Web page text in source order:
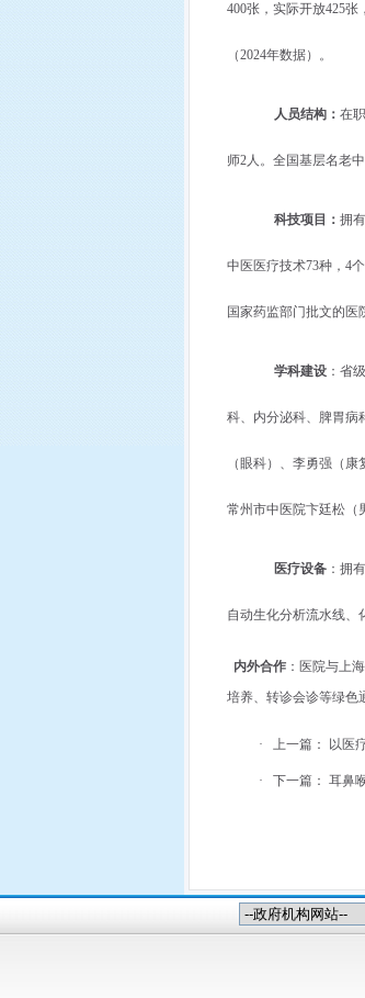
400张，实际开放425张
（2024年数据）。
人员结构： 在职
师2人。全国基层名老
科技项目： 拥
中医医疗技术73种， 4
国家药监部门批文的医
学科建设：省
科、内分泌科、脾胃病
（眼科）、李勇强（
常州市中医院卞廷松（
医疗设备：拥
自动生化分析流水线、
内外合作 ：医院与上
培养、转诊会诊等绿色
· 上一篇： 以医
· 下一篇： 耳鼻